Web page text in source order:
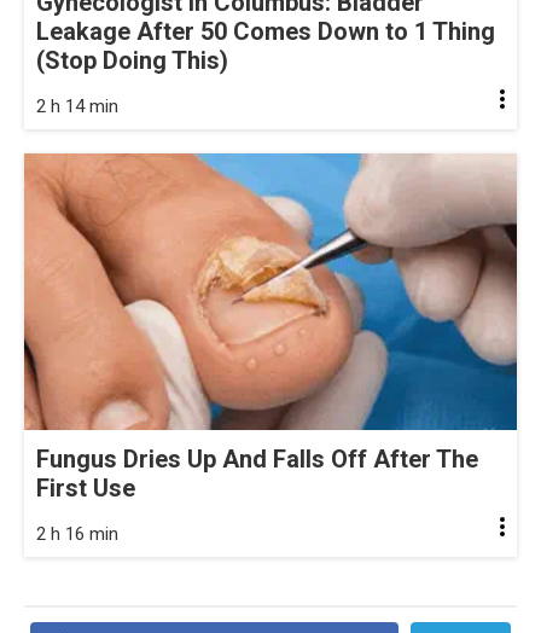
Leakage After 50 Comes Down to 1 Thing
(Stop Doing This)
2 h 14 min
Fungus Dries Up And Falls Off After The
First Use
2 h 16 min